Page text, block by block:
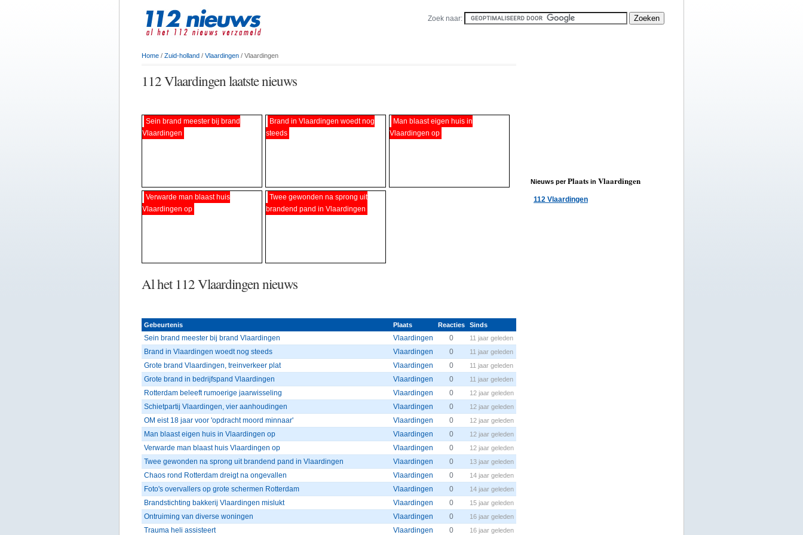
Zoek naar:
Home / Zuid-holland / Vlaardingen / Vlaardingen
112 Vlaardingen laatste nieuws
Sein brand meester bij brand
Vlaardingen
Brand in Vlaardingen woedt nog
steeds
Man blaast eigen huis in
Vlaardingen op
Verwarde man blaast huis
Vlaardingen op
Twee gewonden na sprong uit
brandend pand in Vlaardingen
Al het 112 Vlaardingen nieuws
Gebeurtenis Plaats Reacties Sinds
Sein brand meester bij brand Vlaardingen Vlaardingen 0 11 jaar geleden
Brand in Vlaardingen woedt nog steeds Vlaardingen 0 11 jaar geleden
Grote brand Vlaardingen, treinverkeer plat Vlaardingen 0 11 jaar geleden
Grote brand in bedrijfspand Vlaardingen Vlaardingen 0 11 jaar geleden
Rotterdam beleeft rumoerige jaarwisseling Vlaardingen 0 12 jaar geleden
Schietpartij Vlaardingen, vier aanhoudingen Vlaardingen 0 12 jaar geleden
OM eist 18 jaar voor 'opdracht moord minnaar' Vlaardingen 0 12 jaar geleden
Man blaast eigen huis in Vlaardingen op Vlaardingen 0 12 jaar geleden
Verwarde man blaast huis Vlaardingen op Vlaardingen 0 12 jaar geleden
Twee gewonden na sprong uit brandend pand in Vlaardingen Vlaardingen 0 13 jaar geleden
Chaos rond Rotterdam dreigt na ongevallen Vlaardingen 0 14 jaar geleden
Foto's overvallers op grote schermen Rotterdam Vlaardingen 0 14 jaar geleden
Brandstichting bakkerij Vlaardingen mislukt Vlaardingen 0 15 jaar geleden
Ontruiming van diverse woningen Vlaardingen 0 16 jaar geleden
Trauma heli assisteert Vlaardingen 0 16 jaar geleden
Nieuws perPlaats in Vlaardingen
112 Vlaardingen